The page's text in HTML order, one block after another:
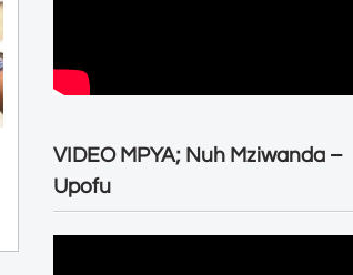
VIDEO MPYA; Nuh Mziwanda –
Upofu